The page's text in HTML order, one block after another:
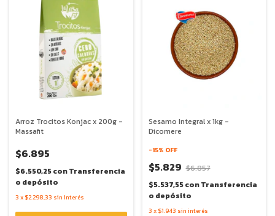
Arroz Trocitos Konjac x 200g -
Massafit
$6.895
$6.550,25conTransferencia
o depósito
3 x $2.298,33 sin interés
Sesamo Integral x 1kg -
Dicomere
-15% OFF
$5.829 $6.857
$5.537,55conTransferencia
o depósito
3 x $1.943 sin interés